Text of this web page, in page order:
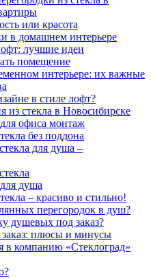
или красота
в домашнем интерьере
лучшие идеи
помещение
интерьере: их важные
в стиле лофт?
из стекла в Новосибирске
офиса монтаж
без поддона
для душа –
душа
– красиво и стильно!
перегородок в душ?
душевых под заказ?
плюсы и минусы
в компанию «Стеклоград»